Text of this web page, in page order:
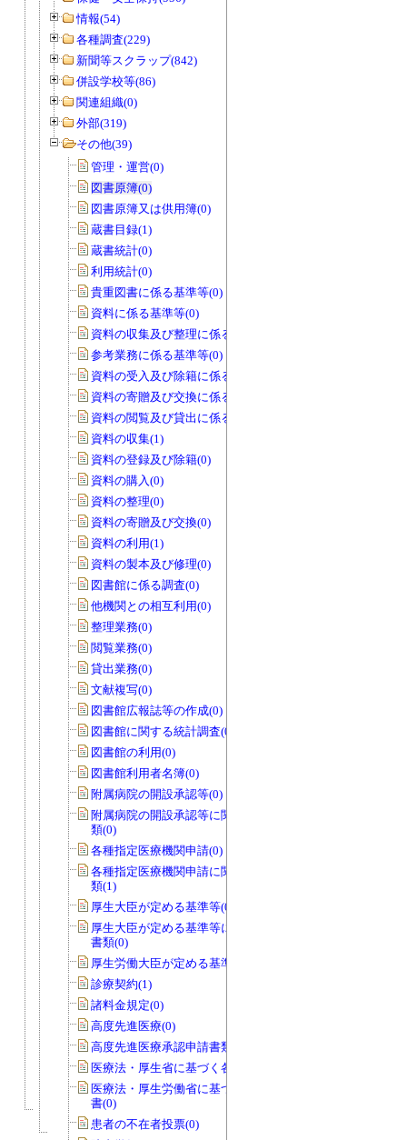
情報(54)
各種調査(229)
新聞等スクラップ(842)
併設学校等(86)
関連組織(0)
外部(319)
その他(39)
管理・運営(0)
図書原簿(0)
図書原簿又は供用簿(0)
蔵書目録(1)
蔵書統計(0)
利用統計(0)
貴重図書に係る基準等(0)
資料に係る基準等(0)
資料の収集及び整理に係る基準等(0)
参考業務に係る基準等(0)
資料の受入及び除籍に係る基準等(0)
資料の寄贈及び交換に係る基準等(0)
資料の閲覧及び貸出に係る基準等(0)
資料の収集(1)
資料の登録及び除籍(0)
資料の購入(0)
資料の整理(0)
資料の寄贈及び交換(0)
資料の利用(1)
資料の製本及び修理(0)
図書館に係る調査(0)
他機関との相互利用(0)
整理業務(0)
閲覧業務(0)
貸出業務(0)
文献複写(0)
図書館広報誌等の作成(0)
図書館に関する統計調査(0)
図書館の利用(0)
図書館利用者名簿(0)
附属病院の開設承認等(0)
附属病院の開設承認等に関する申請書
類(0)
各種指定医療機関申請(0)
各種指定医療機関申請に関する申請書
類(1)
厚生大臣が定める基準等(0)
厚生大臣が定める基準等に関する申請
書類(0)
厚生労働大臣が定める基準等(0)
診療契約(1)
諸料金規定(0)
高度先進医療(0)
高度先進医療承認申請書類(0)
医療法・厚生省に基づく各種報告書(0)
医療法・厚生労働省に基づく各種報告
書(0)
患者の不在者投票(0)